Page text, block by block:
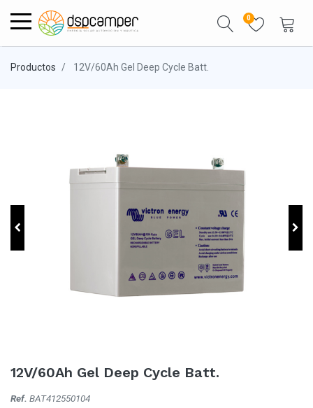
0
Productos 12V/60Ah Gel Deep Cycle Batt.
12V/60Ah Gel Deep Cycle Batt.
Ref. BAT412550104